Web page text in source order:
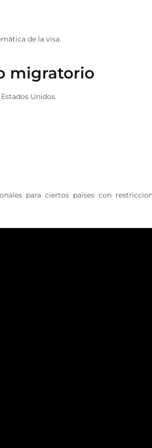
de la visa.
migratorio
Unidos.
para ciertos países con